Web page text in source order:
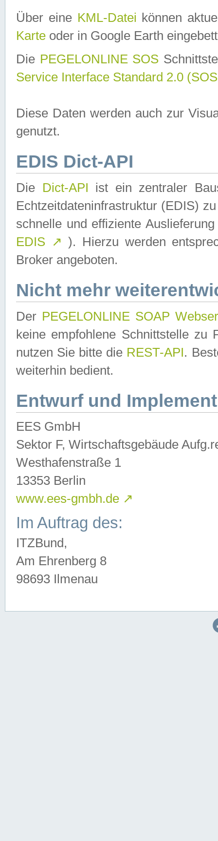
Über eine KML-Datei können
Karte oder in Google Earth
Die PEGELONLINE SOS
Service Interface Standard 2.0
Diese Daten werden auch zur
genutzt.
EDIS Dict-API
Die Dict-API ist ein zentraler
Echtzeitdateninfrastruktur (EDIS)
schnelle und effiziente
EDIS ↗ ). Hierzu werden
Broker angeboten.
Nicht mehr
Der PEGELONLINE SOAP
keine empfohlene Schnittstelle zu
nutzen Sie bitte die REST-API.
weiterhin bedient.
Entwurf und
EES GmbH
Sektor F, Wirtschaftsgebäude
Westhafenstraße 1
13353 Berlin
www.ees-gmbh.de ↗
Im Auftrag des:
ITZBund,
Am Ehrenberg 8
98693 Ilmenau